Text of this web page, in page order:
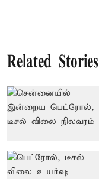
Related Stories